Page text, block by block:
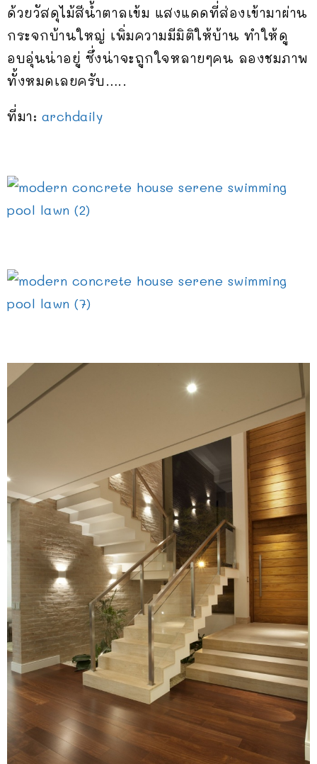
ด้วยวัสดุไม้สีน้ำตาลเข้ม แสงแดดที่ส่องเข้ามาผ่าน
กระจกบ้านใหญ่ เพิ่มความมีมิติให้บ้าน ทำให้ดู
อบอุ่นน่าอยู่ ซึ่งน่าจะถูกใจหลายๆคน ลองชมภาพ
ทั้งหมดเลยครับ…..
ที่มา: archdaily